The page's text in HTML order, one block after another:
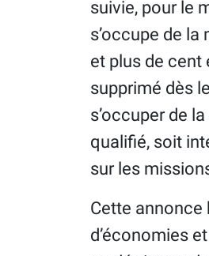
suivie, pour le
s’occupe de
et plus de cent
supprimé dès
s’occuper de
qualifié, soit
sur les
Cette annonce
d’économies